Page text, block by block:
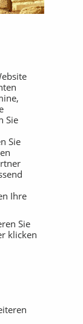
Sie
Sie
Ihre
Sie
klicken